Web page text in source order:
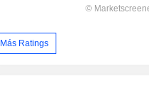
Más Ratings